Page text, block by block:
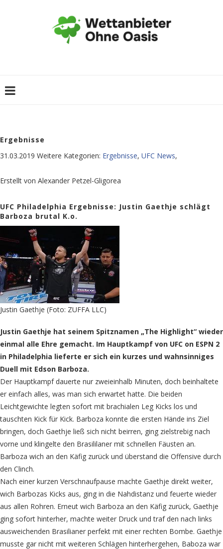
Ergebnisse
31.03.2019 Weitere Kategorien: Ergebnisse, UFC News,
Erstellt von Alexander Petzel-Gligorea
UFC Philadelphia Ergebnisse: Justin Gaethje schlägt
Barboza brutal K.o.
Justin Gaethje (Foto: ZUFFA LLC)
Justin Gaethje hat seinem Spitznamen „The Highlight“ wieder
einmal alle Ehre gemacht. Im Hauptkampf von UFC on ESPN 2
in Philadelphia lieferte er sich ein kurzes und wahnsinniges
Duell mit Edson Barboza.
Der Hauptkampf dauerte nur zweieinhalb Minuten, doch beinhaltete
er einfach alles, was man sich erwartet hatte. Die beiden
Leichtgewichte legten sofort mit brachialen Leg Kicks los und
tauschten Kick für Kick. Barboza konnte die ersten Hände ins Ziel
bringen, doch Gaethje ließ sich nicht beirren, ging zielstrebig nach
vorne und klingelte den Brasililaner mit schnellen Fäusten an.
Barboza wich an den Käfig zurück und überstand die Offensive durch
den Clinch.
Nach einer kurzen Verschnaufpause machte Gaethje direkt weiter,
wich Barbozas Kicks aus, ging in die Nahdistanz und feuerte wieder
aus allen Rohren. Erneut wich Barboza an den Käfig zurück, Gaethje
ging sofort hinterher, machte weiter Druck und traf den nach links
ausweichenden Brasilianer perfekt mit einer rechten Bombe. Gaethje
musste gar nicht mit weiteren Schlägen hinterhergehen, Baboza war